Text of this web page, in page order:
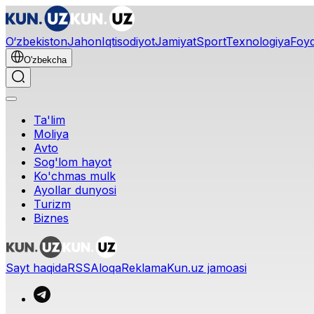
O‘zbekistonJahonIqtisodiyotJamiyatSportTexnologiya
O'zbekcha
Ta'lim
Moliya
Avto
Sog'lom hayot
Ko'chmas mulk
Ayollar dunyosi
Turizm
Biznes
Sayt haqidaRSSAloqaReklamaKun.uz jamoasi